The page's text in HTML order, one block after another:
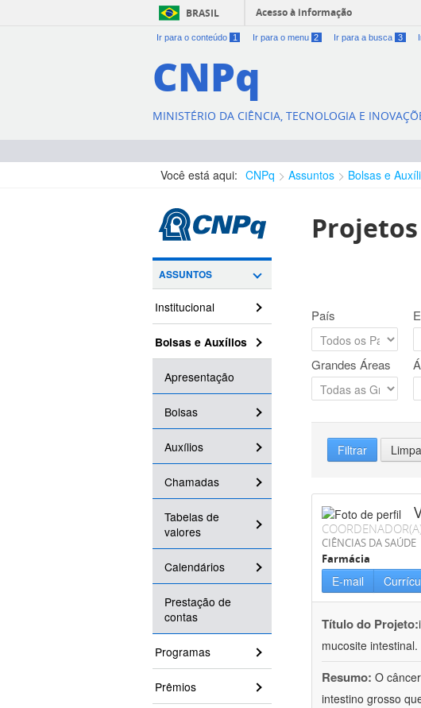
BRASIL Acesso à informação
Ir para o conteúdo 1 Ir para o menu 2 Ir para a busca 3
CNPq
MINISTÉRIO DA CIÊNCIA, TECNOLOGIA E
Você está aqui: CNPq Assuntos Bolsas e
ASSUNTOS
Institucional
Bolsas e Auxílios
Apresentação
Bolsas
Auxílios
Chamadas
Tabelas de
valores
Calendários
Prestação de
contas
Programas
Prêmios
País
Grandes Áreas
Filtrar
CIÊNCIAS DA SAÚDE
Farmácia
E-mail
Título do Projeto:
mucosite intestinal.
Resumo: O
intestino grosso